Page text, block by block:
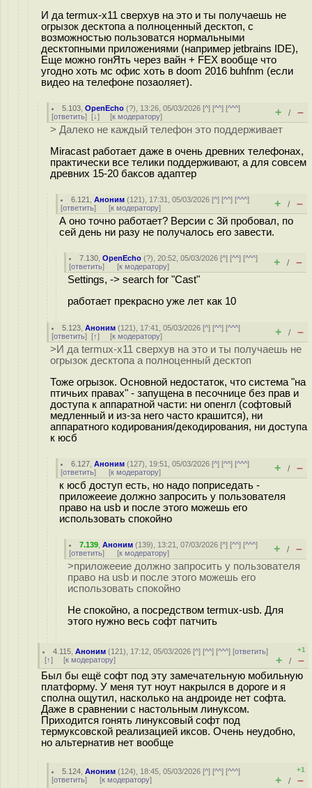
И да termux-x11 сверхув на это и ты получаешь не
огрызок десктопа а полноценный десктоп, с
возможностью пользоватся нормальными
десктопными приложениями (например jetbrains IDE),
Еще можно гонЯть через вайн + FEX вообще что
угодно хоть мс офис хоть в doom 2016 buhfnm (если
видео на телефоне позаоляет).
5.103 ,OpenEcho (?), 13:26, 05/03/2026 [^] [^^] [^^^]
[ответить] [↓] [к модератору] + / –
> Далеко не каждый телефон это поддерживает
Miracast работает даже в очень древних телефонах,
практически все телики поддерживают, а для совсем
древних 15-20 баксов адаптер
6.121 ,Аноним (121), 17:31, 05/03/2026 [^] [^^] [^^^]
[ответить] [к модератору] + / –
А оно точно работает? Версии с 3й пробовал, по
сей день ни разу не получалось его завести.
7.130 ,OpenEcho (?), 20:52, 05/03/2026 [^] [^^] [^^^]
[ответить] [к модератору] + / –
Settings, -> search for "Cast"
работает прекрасно уже лет как 10
5.123 ,Аноним (121), 17:41, 05/03/2026 [^] [^^] [^^^]
[ответить] [↑] [к модератору] + / –
>И да termux-x11 сверхув на это и ты получаешь не
огрызок десктопа а полноценный десктоп
Тоже огрызок. Основной недостаток, что система "на
птичьих правах" - запущена в песочнице без прав и
доступа к аппаратной части: ни опенгл (софтовый
медленный и из-за него часто крашится), ни
аппаратного кодирования/декодирования, ни доступа
к юсб
6.127 ,Аноним (127), 19:51, 05/03/2026 [^] [^^] [^^^]
[ответить] [к модератору] + / –
к юсб доступ есть, но надо поприседать -
приложееие должно запросить у пользователя
право на usb и после этого можешь его
использовать спокойно
7.139 ,Аноним (139), 13:21, 07/03/2026 [^] [^^] [^^^]
[ответить] [к модератору] + / –
>приложееие должно запросить у пользователя
право на usb и после этого можешь его
использовать спокойно
Не спокойно, а посредством termux-usb. Для
этого нужно весь софт патчить
4.115 ,Аноним (121), 17:12, 05/03/2026 [^] [^^] [^^^] [ответить]
[↑] [к модератору]
+1
+ / –
Был бы ещё софт под эту замечательную мобильную
платформу. У меня тут ноут накрылся в дороге и я
сполна ощутил, насколько на андроиде нет софта.
Даже в сравнении с настольным линуксом.
Приходится гонять линуксовый софт под
термуксовской реализацией иксов. Очень неудобно,
но альтернатив нет вообще
5.124 ,Аноним (124), 18:45, 05/03/2026 [^] [^^] [^^^]
[ответить] [к модератору]
+1
+ / –